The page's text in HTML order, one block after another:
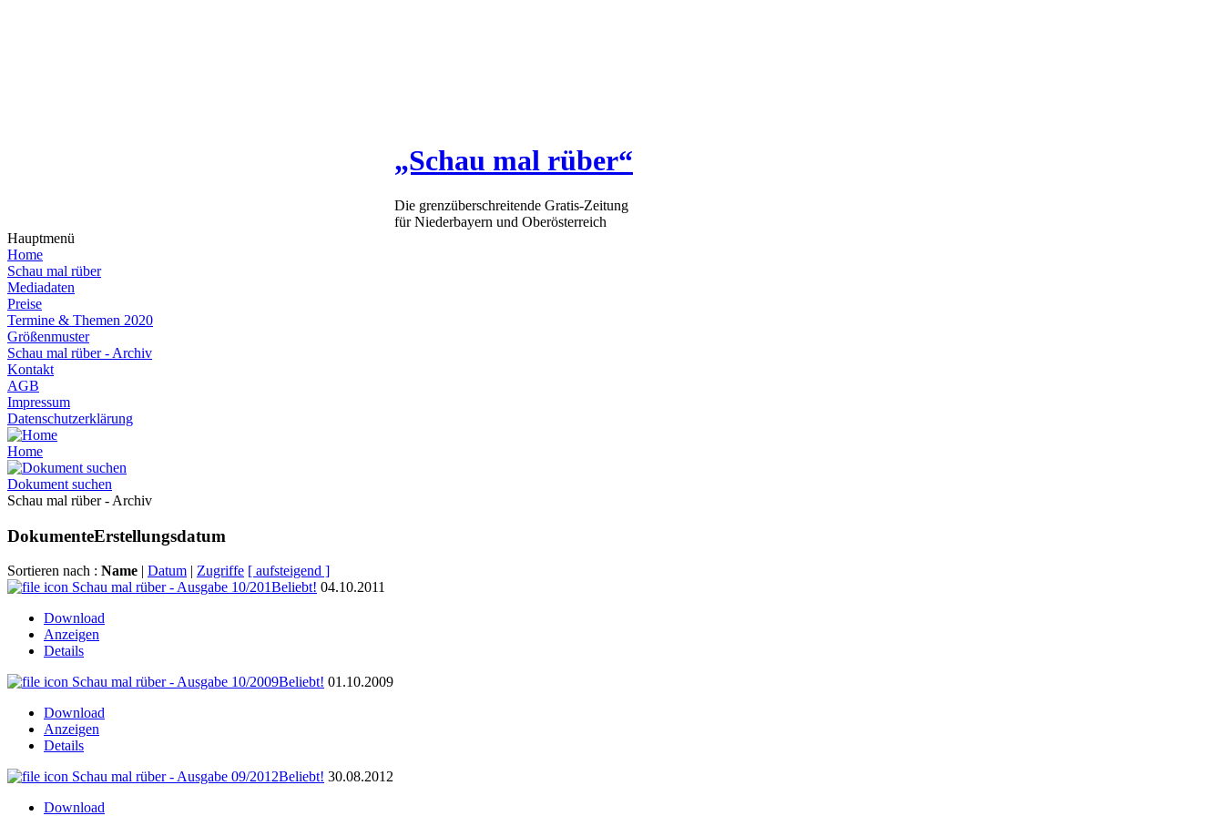
„Schau mal rüber“
Die grenzüberschreitende Gratis-Zeitung
für Niederbayern und Oberösterreich
Hauptmenü
Home
Schau mal rüber
Mediadaten
Preise
Termine & Themen 2020
Größenmuster
Schau mal rüber - Archiv
Kontakt
AGB
Impressum
Datenschutzerklärung
Home
Dokument suchen
Schau mal rüber - Archiv
DokumenteErstellungsdatum
Sortieren nach : Name | Datum | Zugriffe [ aufsteigend ]
Schau mal rüber - Ausgabe 10/201Beliebt! 04.10.2011
Download
Anzeigen
Details
Schau mal rüber - Ausgabe 10/2009Beliebt! 01.10.2009
Download
Anzeigen
Details
Schau mal rüber - Ausgabe 09/2012Beliebt! 30.08.2012
Download